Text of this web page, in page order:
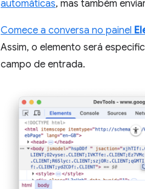
automáticas, mas também
Comece a conversa no painel
Assim, o elemento será
campo de entrada.